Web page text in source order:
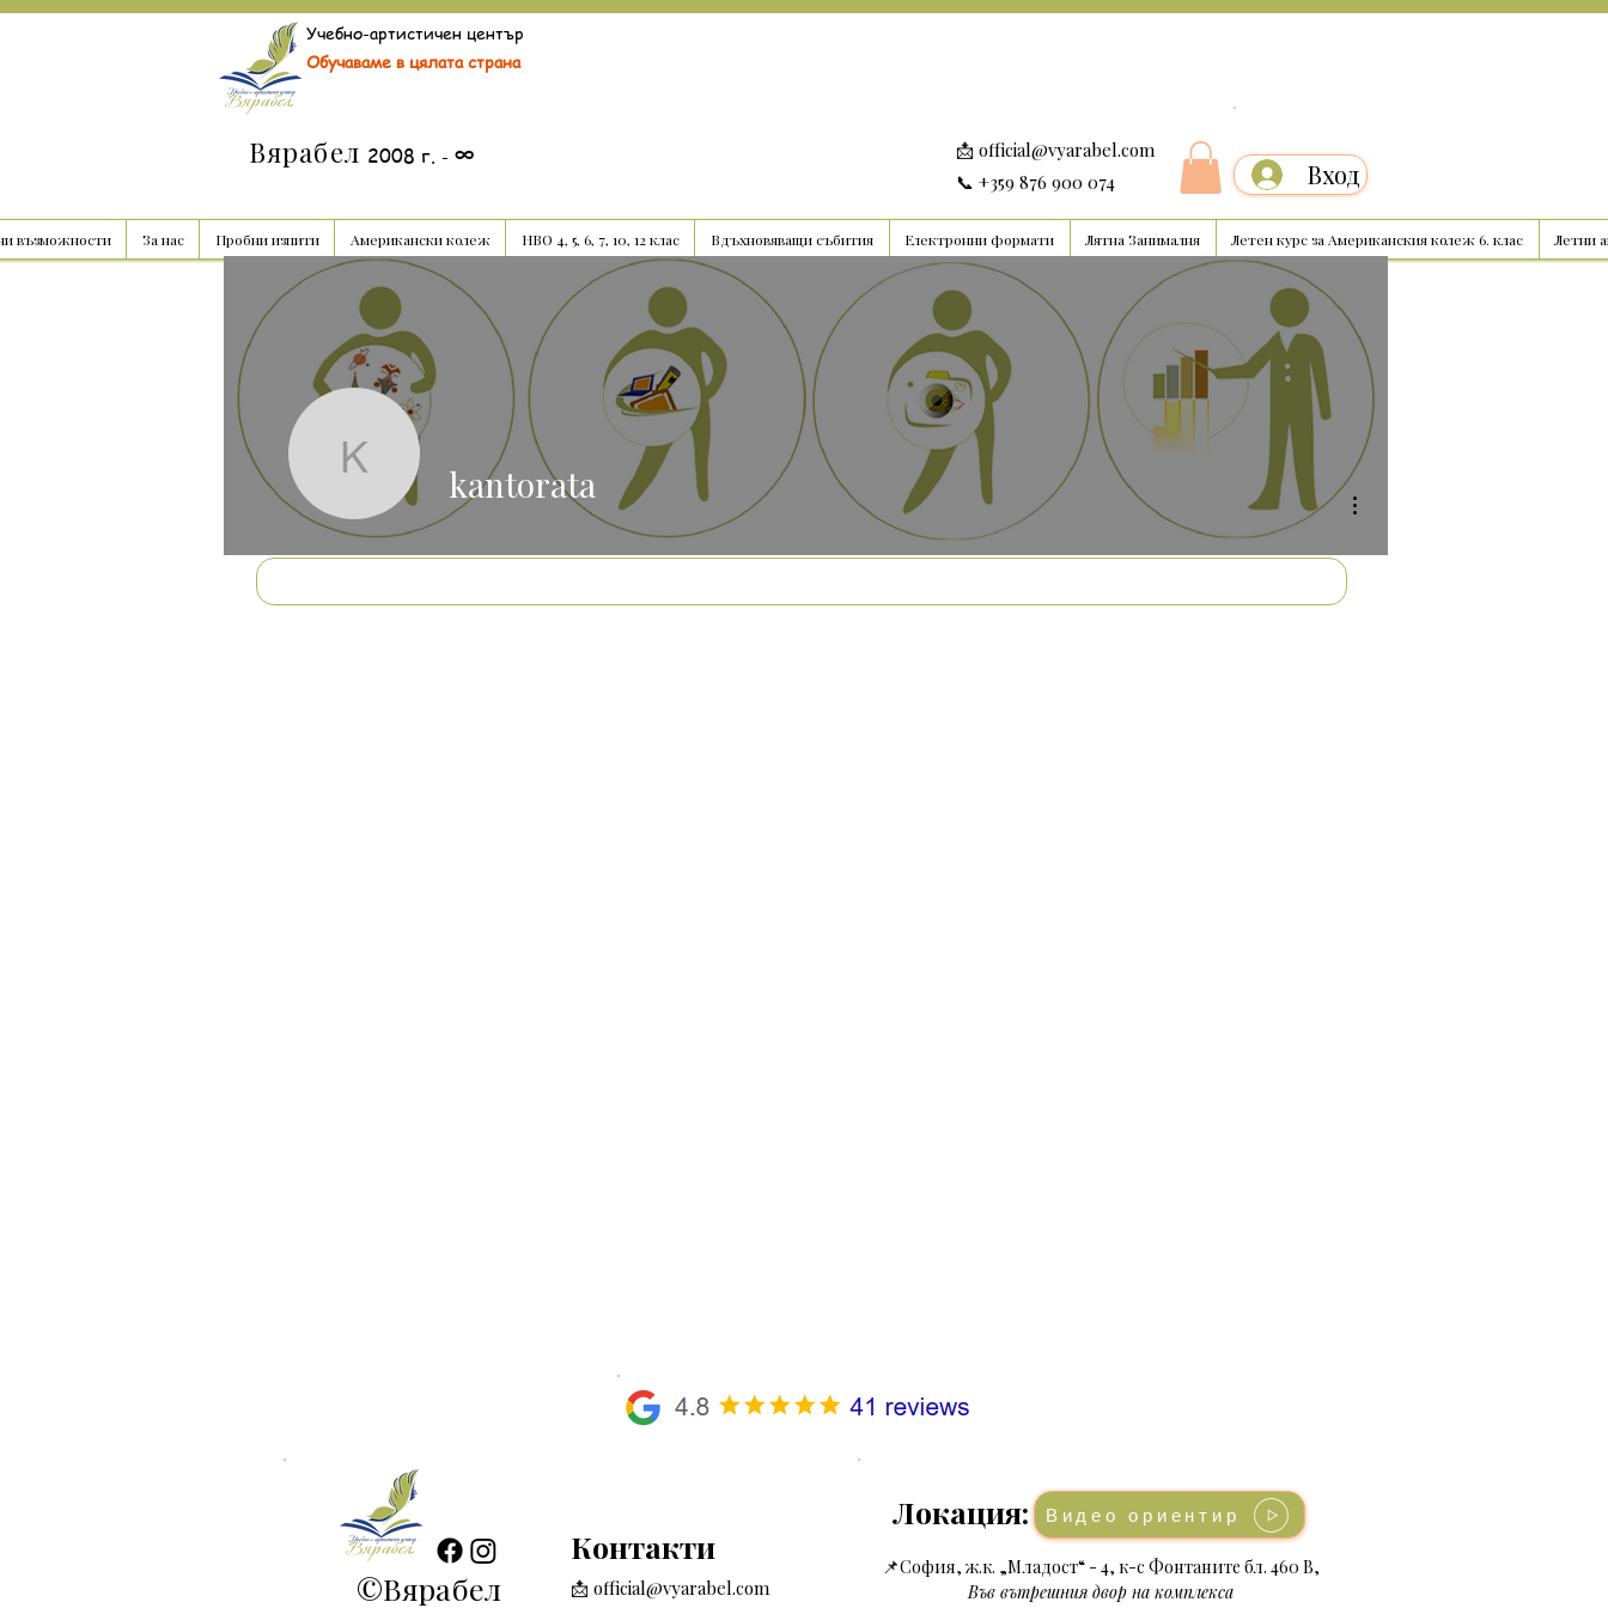
Учебно-артистичен център
Обучаваме в цялата страна
Вярабел 2008 г. - ∞ 📩 official@vyarabel.com
📞 +359 876 900 074
Вход
възможности За нас Пробни изпити Американски колеж НВО 4, 5, 6, 7, 10, 12 клас Вдъхновяващи събития Електронни формати Лятна Занималня Летен курс за Американския колеж 6. клас Летни
kantorata
kantorata
©Вярабел
Контакти
📩 official@vyarabel.com
Видео ориентир
Локация:
📌София, ж.к. „Младост“ - 4, к-с Фонтаните бл. 460 В,
Във вътрешния двор на комплекса